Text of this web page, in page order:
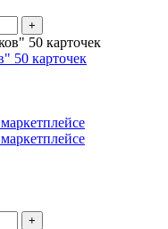
+
50 карточек
+